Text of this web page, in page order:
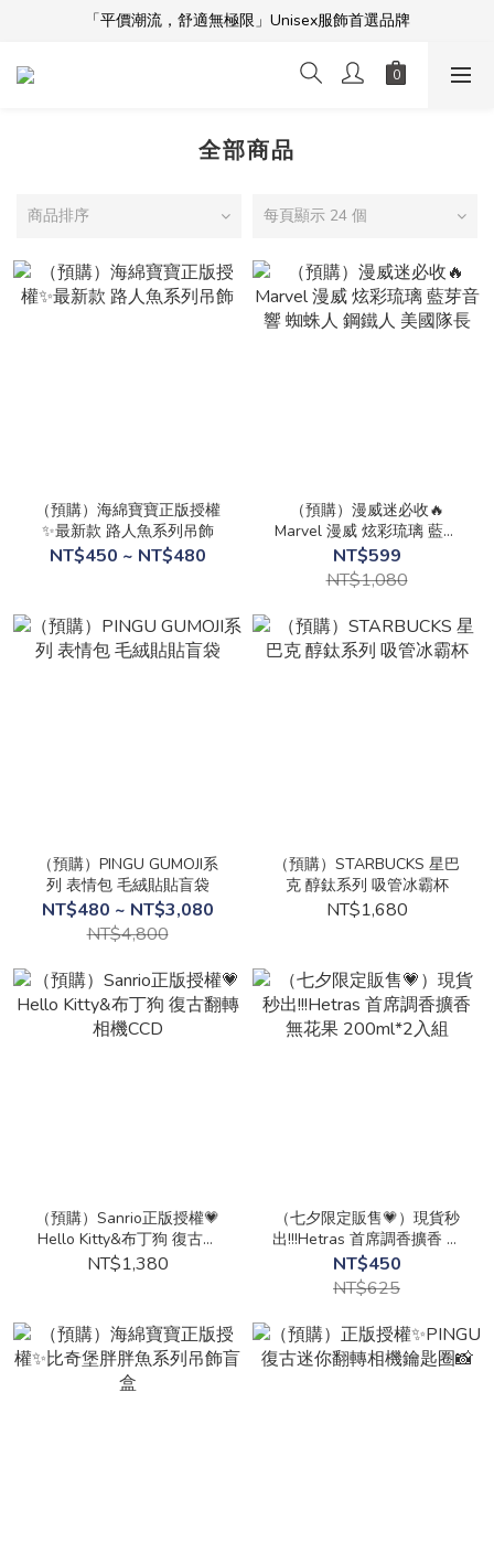
「平價潮流，舒適無極限」Unisex服飾首選品牌
「平價潮流，舒適無極限」Unisex服飾首選品牌
本週限時開團🔥
「平價潮流，舒適無極限」Unisex服飾首選品牌
全部商品
商品排序 每頁顯示 24 個
（預購）海綿寶寶正版授權
✨最新款 路人魚系列吊飾
NT$450 ~ NT$480
（預購）漫威迷必收🔥
Marvel 漫威 炫彩琉璃 藍芽
音響 蜘蛛人 鋼鐵人 美國隊
長
NT$599
NT$1,080
（預購）PINGU GUMOJI系
列 表情包 毛絨貼貼盲袋
NT$480 ~ NT$3,080
NT$4,800
（預購）STARBUCKS 星巴
克 醇鈦系列 吸管冰霸杯
NT$1,680
（預購）Sanrio正版授權💗
Hello Kitty&布丁狗 復古翻
轉相機CCD
NT$1,380
（七夕限定販售💗）現貨秒
出!!!Hetras 首席調香擴香 無
花果 200ml*2入組
NT$450
NT$625